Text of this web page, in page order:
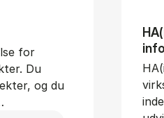
for
Du
og du